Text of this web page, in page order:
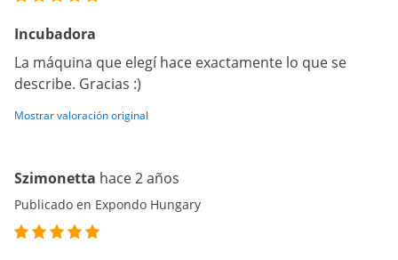
Incubadora
La máquina que elegí hace exactamente lo que se
describe. Gracias :)
Mostrar valoración original
Szimonetta hace 2 años
Publicado en Expondo Hungary